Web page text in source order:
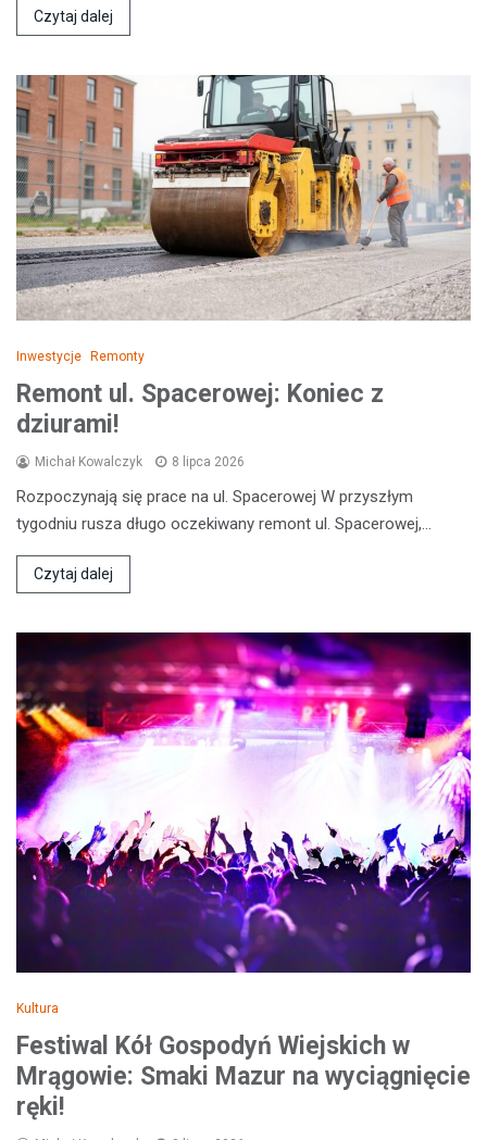
Czytaj dalej
Inwestycje Remonty
Remont ul. Spacerowej: Koniec z
dziurami!
Michał Kowalczyk 8 lipca 2026
Rozpoczynają się prace na ul. Spacerowej W przyszłym
tygodniu rusza długo oczekiwany remont ul. Spacerowej,…
Czytaj dalej
Kultura
Festiwal Kół Gospodyń Wiejskich w
Mrągowie: Smaki Mazur na wyciągnięcie
ręki!